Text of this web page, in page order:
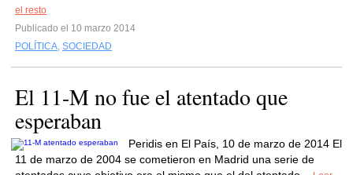
el resto
Publicado el 10 marzo 2014
POLÍTICA, SOCIEDAD
El 11-M no fue el atentado que
esperaban
Peridis en El País, 10 de marzo de 2014 El
11 de marzo de 2004 se cometieron en Madrid una serie de